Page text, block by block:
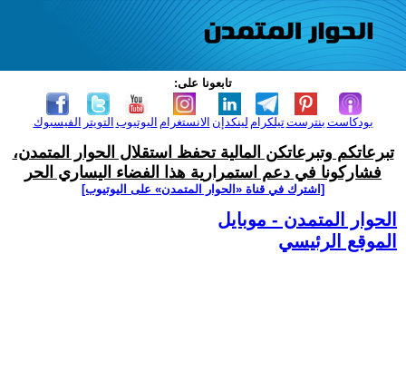
تابعونا على:
الفيسبوك التويتر اليوتيوب الانستغرام لينكدإن تيلكرامبنترست بودكاست
تبرعاتكم وتبرعاتكن المالية تحفظ استقلال الحوار المتمدن،
فشاركونا في دعم استمرارية هذا الفضاء اليساري الحر
[اشترك في قناة ‫«الحوار المتمدن» على اليوتيوب]
الحوار المتمدن - موبايل
الموقع الرئيسي